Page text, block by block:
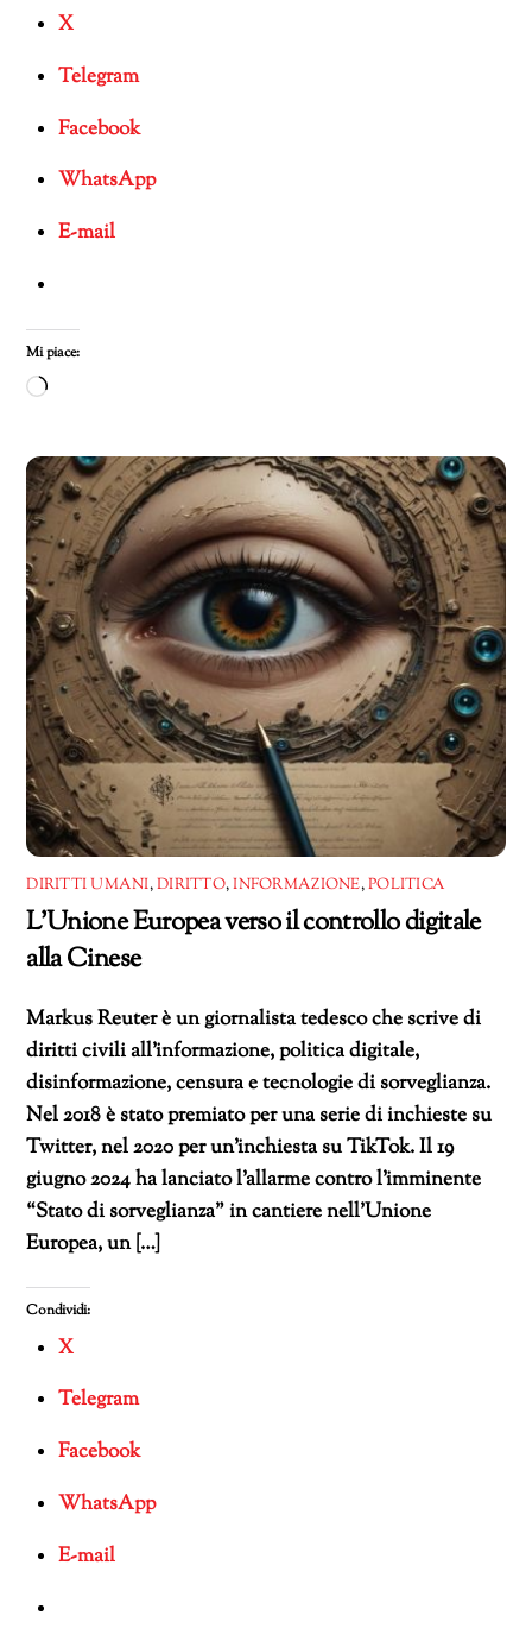
X
Telegram
Facebook
WhatsApp
E-mail
Mi piace:
Caricamento
corso…
DIRITTI UMANI,DIRITTO,INFORMAZIONE,POLITICA
L’Unione Europea verso il controllo digitale
alla Cinese
Markus Reuter è un giornalista tedesco che scrive di
diritti civili all’informazione, politica digitale,
disinformazione, censura e tecnologie di sorveglianza.
Nel 2018 è stato premiato per una serie di inchieste su
Twitter, nel 2020 per un’inchiesta su TikTok. Il 19
giugno 2024 ha lanciato l’allarme contro l’imminente
“Stato di sorveglianza” in cantiere nell’Unione
Europea, un […]
Condividi:
X
Telegram
Facebook
WhatsApp
E-mail